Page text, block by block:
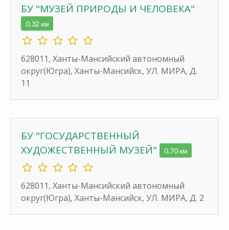
БУ "МУЗЕЙ ПРИРОДЫ И ЧЕЛОВЕКА"
0.32 км
628011, Ханты-Мансийский автономный
округ(Югра), Ханты-Мансийск, УЛ. МИРА, Д.
11
БУ "ГОСУДАРСТВЕННЫЙ
ХУДОЖЕСТВЕННЫЙ МУЗЕЙ"
0.70 км
628011, Ханты-Мансийский автономный
округ(Югра), Ханты-Мансийск, УЛ. МИРА, Д. 2